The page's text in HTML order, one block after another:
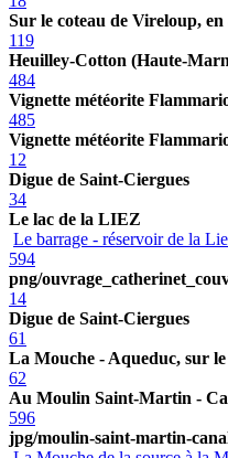
Sur le coteau de Vireloup,
119
Heuilley-Cotton (Haute-
484
Vignette météorite
485
Vignette météorite
12
Digue de Saint-Ciergues
34
Le lac de la LIEZ
Le barrage - réservoir de la
594
png/
14
Digue de Saint-Ciergues
61
La Mouche - Aqueduc, sur
62
Au Moulin Saint-Martin -
596
jpg/moulin-saint-martin-